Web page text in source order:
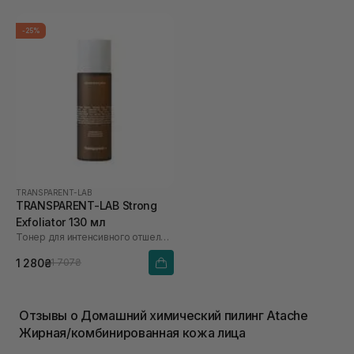
-25%
TRANSPARENT-LAB
TRANSPARENT-LAB Strong
Exfoliator 130 мл
Тонер для интенсивного отшелушивания
1 280₴1 707₴
Отзывы о Домашний химический пилинг Atache
Жирная/комбинированная кожа лица